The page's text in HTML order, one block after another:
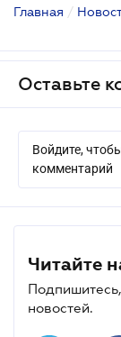
Главная /
Оставьте
Войдите,
комментарий
Читайте
новостей.